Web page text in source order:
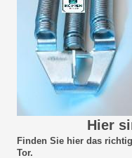
Hier
Finden Sie hier das
Tor.